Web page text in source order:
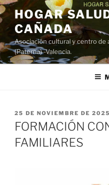
Saltar
al
contenido
HOGAR
CAÑADA
Asociación cultural y centro de
(Paterna) -Valencia.
PUBLICADO
EL
25 DE NOVIEMBRE DE 2025
FORMACIÓN
FAMILIARES